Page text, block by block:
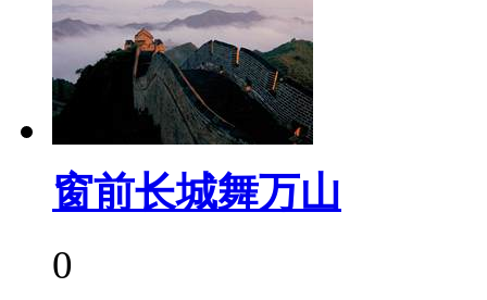
窗前长城舞万山
0